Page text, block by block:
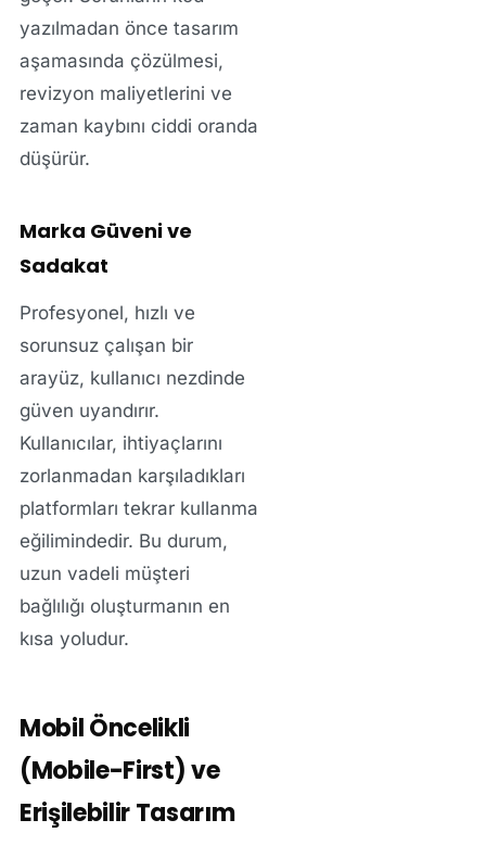
yazılmadan önce tasarım
aşamasında çözülmesi,
revizyon maliyetlerini ve
zaman kaybını ciddi oranda
düşürür.
Marka Güveni ve
Sadakat
Profesyonel, hızlı ve
sorunsuz çalışan bir
arayüz, kullanıcı nezdinde
güven uyandırır.
Kullanıcılar, ihtiyaçlarını
zorlanmadan karşıladıkları
platformları tekrar kullanma
eğilimindedir. Bu durum,
uzun vadeli müşteri
bağlılığı oluşturmanın en
kısa yoludur.
Mobil Öncelikli
(Mobile-First) ve
Erişilebilir Tasarım